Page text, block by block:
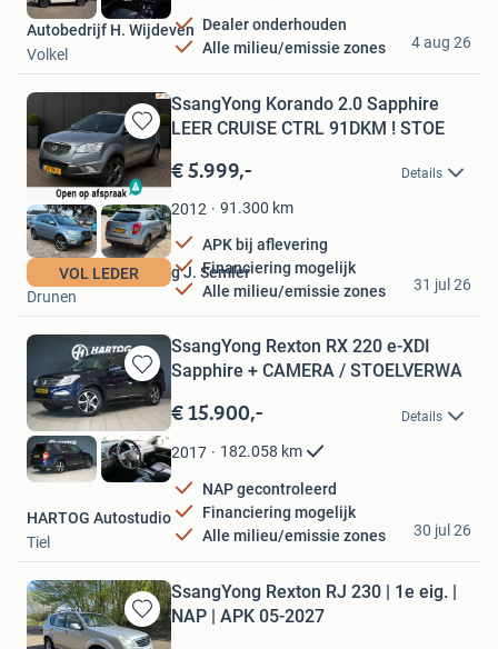
Dealer onderhouden
Alle milieu/emissie zones
Autobedrijf H. Wijdeven
Volkel
4 aug 26
Bewaren
in
Mijn
Favorieten
VOL LEDER
SsangYong Korando 2.0 Sapphire
LEER CRUISE CTRL 91DKM ! STOE
€ 5.999,- Details
2012 91.300 km
APK bij aflevering
Financiering mogelijk
Alle milieu/emissie zones
Handelsonderneming J. Semler
Drunen
31 jul 26
Bewaren
in
Mijn
Favorieten
SsangYong Rexton RX 220 e-XDI
Sapphire + CAMERA / STOELVERWA
€ 15.900,- Details
2017 182.058 km
NAP gecontroleerd
Financiering mogelijk
Alle milieu/emissie zones
HARTOG Autostudio
Tiel
30 jul 26
Bewaren
SsangYong Rexton RJ 230 | 1e eig. |
NAP | APK 05-2027